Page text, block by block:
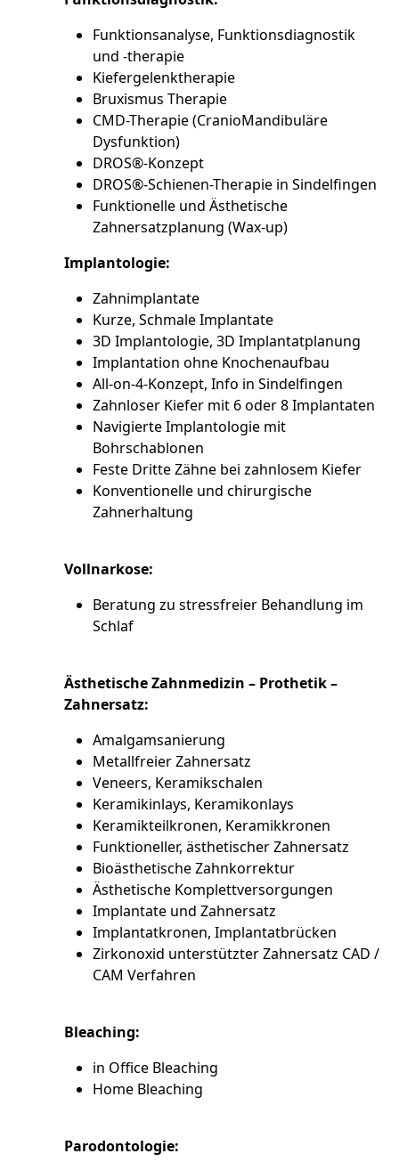
Funktionsanalyse, Funktionsdiagnostik
und -therapie
Kiefergelenktherapie
Bruxismus Therapie
CMD-Therapie (CranioMandibuläre
Dysfunktion)
DROS®-Konzept
DROS®-Schienen-Therapie in Sindelfingen
Funktionelle und Ästhetische
Zahnersatzplanung (Wax-up)
Implantologie:
Zahnimplantate
Kurze, Schmale Implantate
3D Implantologie, 3D Implantatplanung
Implantation ohne Knochenaufbau
All-on-4-Konzept, Info in Sindelfingen
Zahnloser Kiefer mit 6 oder 8 Implantaten
Navigierte Implantologie mit
Bohrschablonen
Feste Dritte Zähne bei zahnlosem Kiefer
Konventionelle und chirurgische
Zahnerhaltung
Vollnarkose:
Beratung zu stressfreier Behandlung im
Schlaf
Ästhetische Zahnmedizin – Prothetik –
Zahnersatz:
Amalgamsanierung
Metallfreier Zahnersatz
Veneers, Keramikschalen
Keramikinlays, Keramikonlays
Keramikteilkronen, Keramikkronen
Funktioneller, ästhetischer Zahnersatz
Bioästhetische Zahnkorrektur
Ästhetische Komplettversorgungen
Implantate und Zahnersatz
Implantatkronen, Implantatbrücken
Zirkonoxid unterstützter Zahnersatz CAD /
CAM Verfahren
Bleaching:
in Office Bleaching
Home Bleaching
Parodontologie: